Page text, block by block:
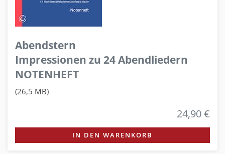
Abendstern
Impressionen zu 24 Abendliedern
NOTENHEFT
(26,5 MB)
24,90 €
IN DEN WARENKORB